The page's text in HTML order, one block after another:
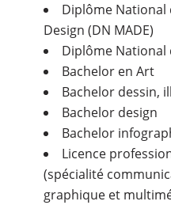
Diplôme
Design (DN MADE)
Diplôme National
Bachelor en Art
Bachelor dessin,
Bachelor design
Bachelor
Licence
(spécialité
graphique et